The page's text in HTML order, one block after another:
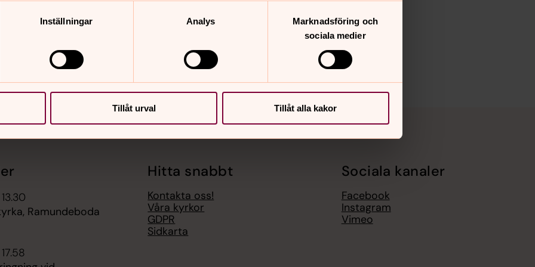
Inställningar Analys
Marknadsföring och
sociala medier
Tillåt urval Tillåt alla kakor
Ramundeboda
Hitta snabbt
Kontakta oss!
Våra kyrkor
GDPR
Sidkarta
Sociala kanaler
Facebook
Instagram
Vimeo